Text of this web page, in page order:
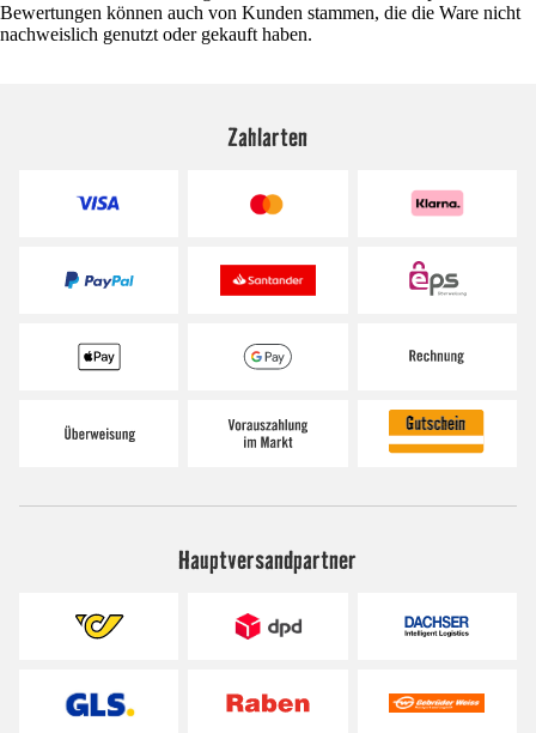
Bewertungen können auch von Kunden stammen, die die Ware nicht
nachweislich genutzt oder gekauft haben.
Zahlarten
Hauptversandpartner